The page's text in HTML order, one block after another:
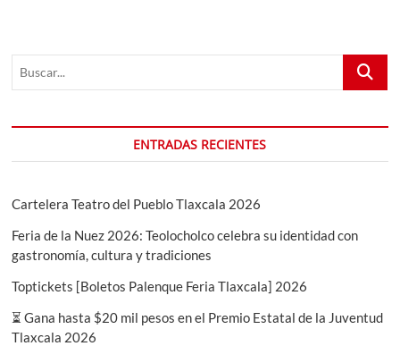
Mujer
la
del
Buscar...
ENTRADAS RECIENTES
Cartelera Teatro del Pueblo Tlaxcala 2026
Feria de la Nuez 2026: Teolocholco celebra su identidad con
gastronomía, cultura y tradiciones
Toptickets [Boletos Palenque Feria Tlaxcala] 2026
⏳ Gana hasta $20 mil pesos en el Premio Estatal de la Juventud
Tlaxcala 2026